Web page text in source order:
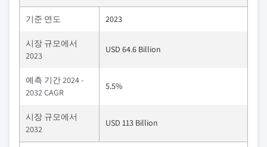
기준 연도 2023
시장 규모에서
2023
USD 64.6 Billion
예측 기간 2024 -
2032 CAGR
5.5%
시장 규모에서
2032
USD 113 Billion